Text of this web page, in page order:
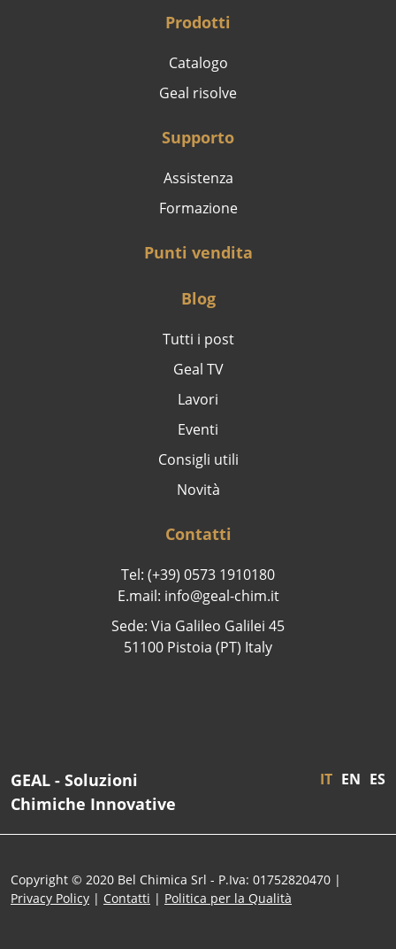
Prodotti
Catalogo
Geal risolve
Supporto
Assistenza
Formazione
Punti vendita
Blog
Tutti i post
Geal TV
Lavori
Eventi
Consigli utili
Novità
Contatti
Tel: (+39) 0573 1910180
E.mail: info@geal-chim.it
Sede: Via Galileo Galilei 45
51100 Pistoia (PT) Italy
GEAL - Soluzioni
Chimiche Innovative
IT EN ES
Copyright © 2020 Bel Chimica Srl - P.Iva: 01752820470 |
Privacy Policy | Contatti | Politica per la Qualità